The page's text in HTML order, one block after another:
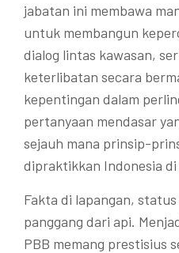
jabatan ini membawa
untuk membangun
dialog lintas kawasan,
keterlibatan secara
kepentingan dalam
pertanyaan mendasar
sejauh mana prinsip-
dipraktikkan Indonesia
Fakta di lapangan,
panggang dari api.
PBB memang prestisius